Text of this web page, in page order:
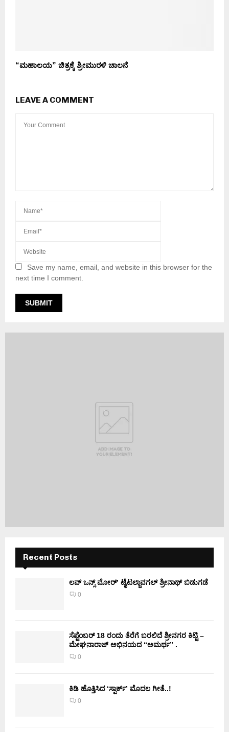
“ಮಹಾಲಯ” ಚಿತ್ರಕ್ಕೆ ಶ್ರೀಮುರಳಿ ಚಾಲನೆ
LEAVE A COMMENT
Save my name, email, and website in this browser for the
next time I comment.
Recent Posts
ಲವ್ ಒನ್ಸ್ ಮೋರ್’ ಟೈಟಲ್ಜಾವಗಲ್ ಶ್ರೀನಾಥ್ ಬಿಡುಗಡೆ
0
ಸೆಪ್ಟೆಂಬರ್ 18 ರಂದು ತೆರೆಗೆ ಬರಲಿದೆ ಶ್ರೀನಗರ ಕಿಟ್ಟಿ –
ಮೇಘನಾರಾಜ್ ಅಭಿನಯದ “ಅಮರ್ಥ” .
0
ಕಿಡಿ‌‌ ಹೊತ್ತಿಸಿದ ‘ಸ್ಪಾರ್ಕ್’ ಮೊದಲ‌ ಗೀತೆ..!
0